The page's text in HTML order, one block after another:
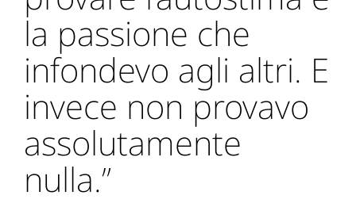
la passione che
infondevo agli altri. E
invece non provavo
assolutamente
nulla.”